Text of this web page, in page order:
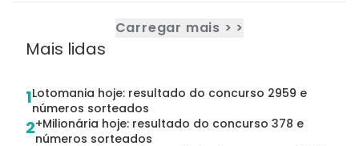
Carregar mais > >
Mais lidas
1Lotomania hoje: resultado do concurso 2959 e
números sorteados
2+Milionária hoje: resultado do concurso 378 e
números sorteados